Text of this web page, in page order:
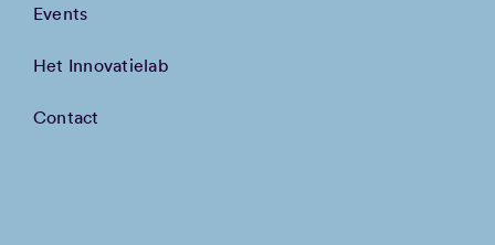
Events
Het Innovatielab
Contact